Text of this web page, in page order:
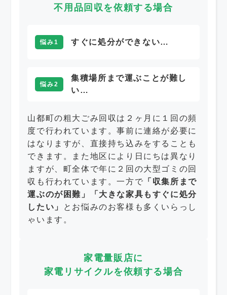
不用品回収を依頼する場合
悩み1 すぐに処分ができない…
悩み2
集積場所まで運ぶことが難し
い…
山都町の粗大ごみ回収は２ヶ月に１回の頻
度で行われています。事前に連絡が必要に
はなりますが、直接持ち込みをすることも
できます。また地区により日にちは異なり
ますが、町全体で年に２回の大型ゴミの回
収も行われています。一方で 「収集所まで
運ぶのが困難」「大きな家具もすぐに処分
したい」
とお悩みのお客様も多くいらっし
ゃいます。
家電量販店に
家電リサイクルを依頼する場合